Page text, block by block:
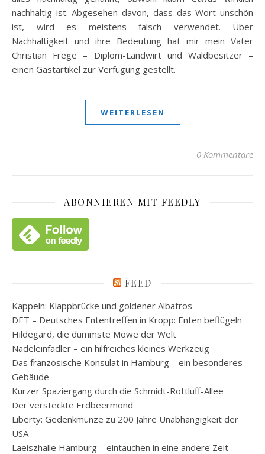
nachhaltig ist. Abgesehen davon, dass das Wort unschön
ist, wird es meistens falsch verwendet. Über
Nachhaltigkeit und ihre Bedeutung hat mir mein Vater
Christian Frege – Diplom-Landwirt und Waldbesitzer –
einen Gastartikel zur Verfügung gestellt.
WEITERLESEN
0 Kommentare
ABONNIEREN MIT FEEDLY
FEED
Kappeln: Klappbrücke und goldener Albatros
DET – Deutsches Ententreffen in Kropp: Enten beflügeln
Hildegard, die dümmste Möwe der Welt
Nadeleinfädler – ein hilfreiches kleines Werkzeug
Das französische Konsulat in Hamburg – ein besonderes
Gebäude
Kurzer Spaziergang durch die Schmidt-Rottluff-Allee
Der versteckte Erdbeermond
Liberty: Gedenkmünze zu 200 Jahre Unabhängigkeit der
USA
Laeiszhalle Hamburg – eintauchen in eine andere Zeit